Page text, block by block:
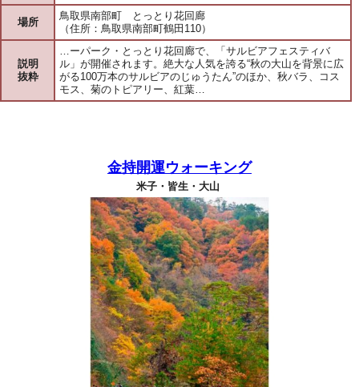
場所
鳥取県南部町 とっとり花回廊
（住所：鳥取県南部町鶴田110）
説明
抜粋
…ーパーク・とっとり花回廊で、「サルビアフェスティバ
ル」が開催されます。絶大な人気を誇る“秋の大山を背景に広
がる100万本のサルビアのじゅうたん”のほか、秋バラ、コス
モス、菊のトピアリー、紅葉…
金持開運ウォーキング
米子・皆生・大山